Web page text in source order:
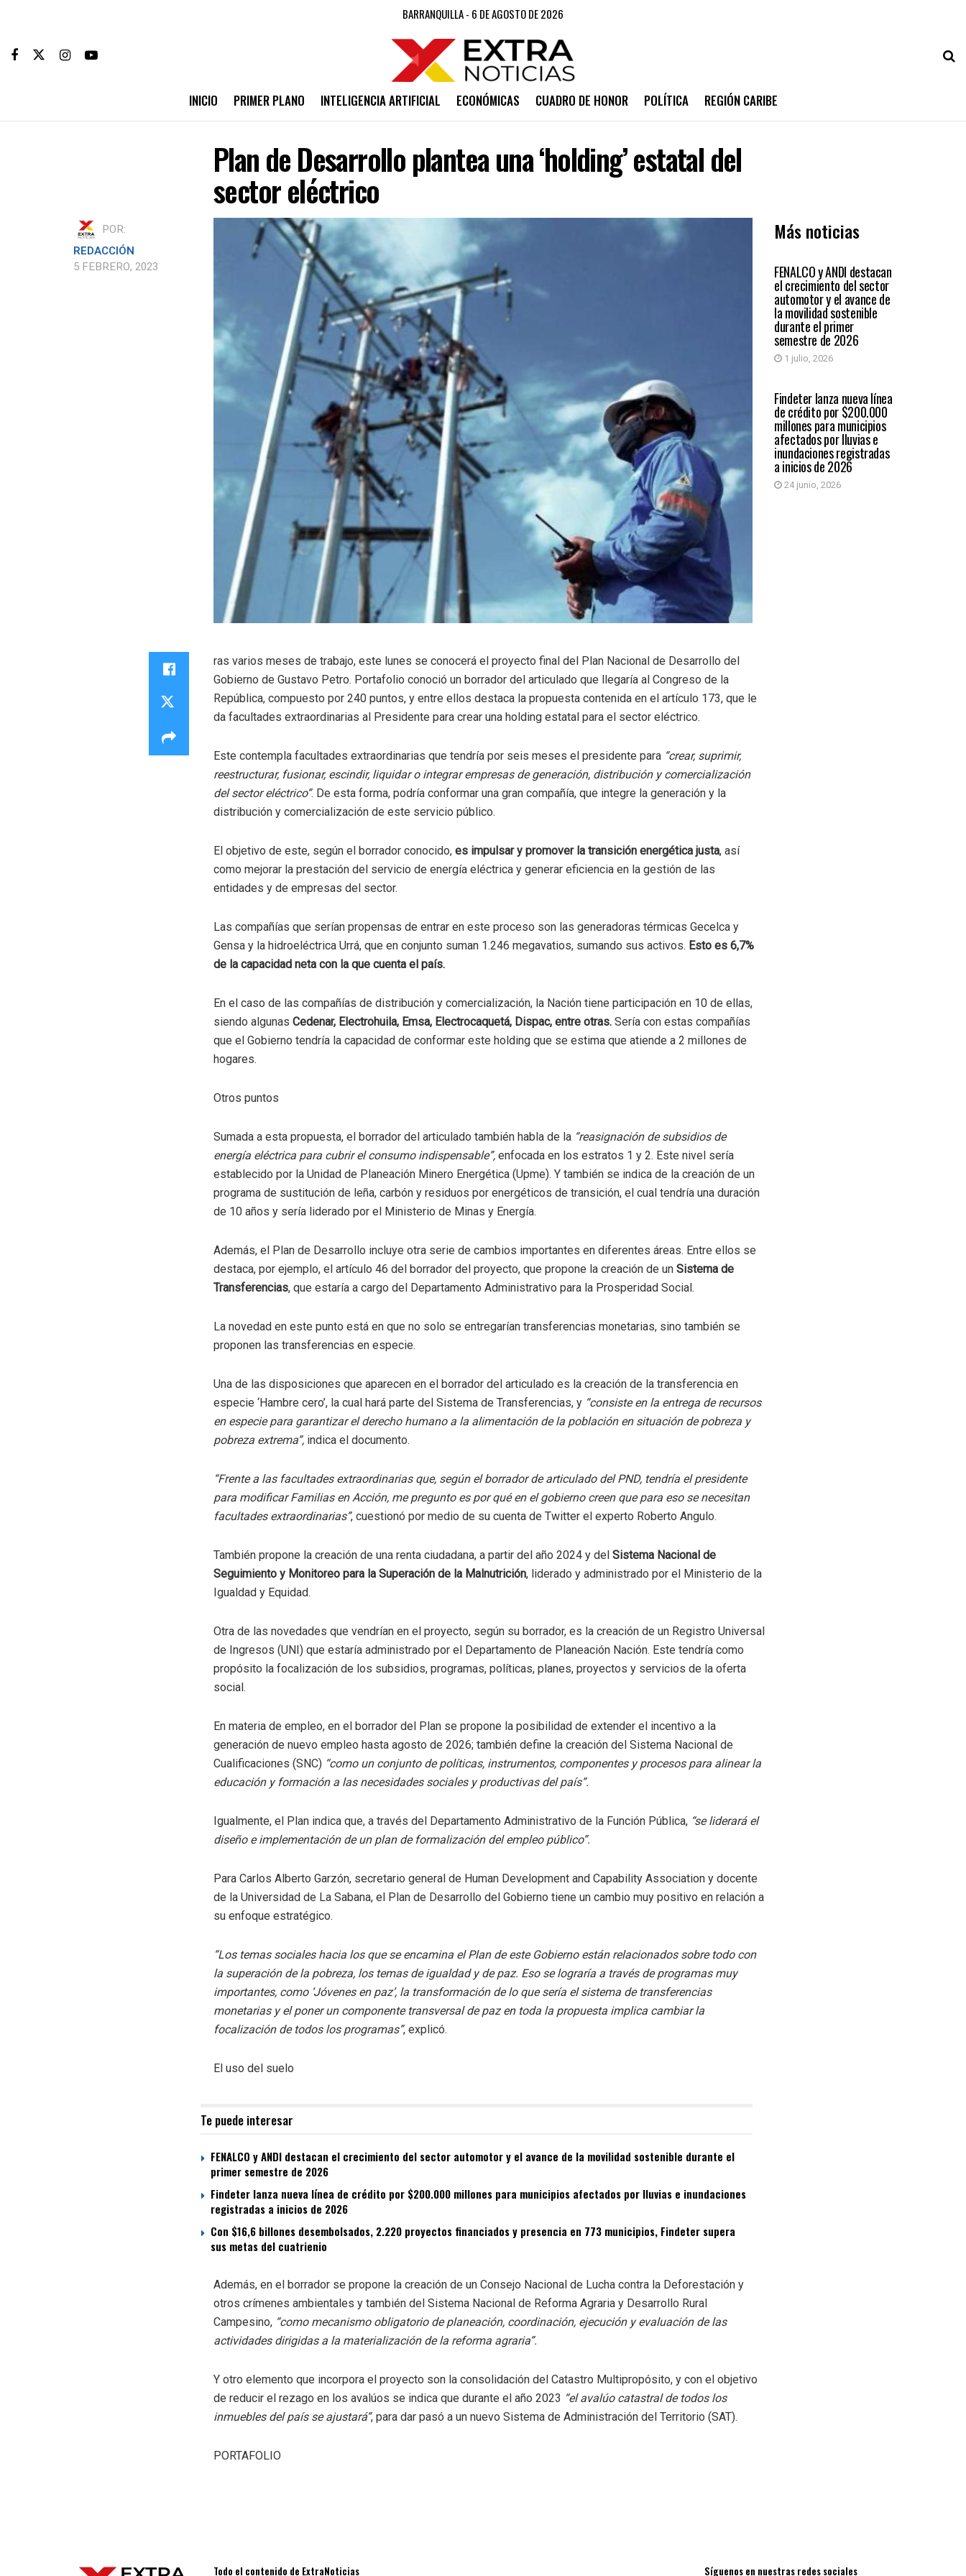
BARRANQUILLA - 6 DE AGOSTO DE 2026
INICIO PRIMER PLANO INTELIGENCIA ARTIFICIAL ECONÓMICAS CUADRO DE HONOR POLÍTICA REGIÓN CARIBE
Plan de Desarrollo plantea una ‘holding’ estatal del
sector eléctrico
POR:
REDACCIÓN
5 FEBRERO, 2023
Más noticias
ECONÓMICAS
FENALCO y ANDI destacan
el crecimiento del sector
automotor y el avance de
la movilidad sostenible
durante el primer
semestre de 2026
1 julio, 2026
ECONÓMICAS
Findeter lanza nueva línea
de crédito por $200.000
millones para municipios
afectados por lluvias e
inundaciones registradas
a inicios de 2026
24 junio, 2026
ras varios meses de trabajo, este lunes se conocerá el proyecto final del Plan Nacional de Desarrollo del
Gobierno de Gustavo Petro. Portafolio conoció un borrador del articulado que llegaría al Congreso de la
República, compuesto por 240 puntos, y entre ellos destaca la propuesta contenida en el artículo 173, que le
da facultades extraordinarias al Presidente para crear una holding estatal para el sector eléctrico.
Este contempla facultades extraordinarias que tendría por seis meses el presidente para “crear, suprimir,
reestructurar, fusionar, escindir, liquidar o integrar empresas de generación, distribución y comercialización
del sector eléctrico”. De esta forma, podría conformar una gran compañía, que integre la generación y la
distribución y comercialización de este servicio público.
El objetivo de este, según el borrador conocido, es impulsar y promover la transición energética justa, así
como mejorar la prestación del servicio de energía eléctrica y generar eficiencia en la gestión de las
entidades y de empresas del sector.
Las compañías que serían propensas de entrar en este proceso son las generadoras térmicas Gecelca y
Gensa y la hidroeléctrica Urrá, que en conjunto suman 1.246 megavatios, sumando sus activos. Esto es 6,7%
de la capacidad neta con la que cuenta el país.
En el caso de las compañías de distribución y comercialización, la Nación tiene participación en 10 de ellas,
siendo algunas Cedenar, Electrohuila, Emsa, Electrocaquetá, Dispac, entre otras. Sería con estas compañías
que el Gobierno tendría la capacidad de conformar este holding que se estima que atiende a 2 millones de
hogares.
Otros puntos
Sumada a esta propuesta, el borrador del articulado también habla de la “reasignación de subsidios de
energía eléctrica para cubrir el consumo indispensable”, enfocada en los estratos 1 y 2. Este nivel sería
establecido por la Unidad de Planeación Minero Energética (Upme). Y también se indica de la creación de un
programa de sustitución de leña, carbón y residuos por energéticos de transición, el cual tendría una duración
de 10 años y sería liderado por el Ministerio de Minas y Energía.
Además, el Plan de Desarrollo incluye otra serie de cambios importantes en diferentes áreas. Entre ellos se
destaca, por ejemplo, el artículo 46 del borrador del proyecto, que propone la creación de un Sistema de
Transferencias, que estaría a cargo del Departamento Administrativo para la Prosperidad Social.
La novedad en este punto está en que no solo se entregarían transferencias monetarias, sino también se
proponen las transferencias en especie.
Una de las disposiciones que aparecen en el borrador del articulado es la creación de la transferencia en
especie ‘Hambre cero’, la cual hará parte del Sistema de Transferencias, y “consiste en la entrega de recursos
en especie para garantizar el derecho humano a la alimentación de la población en situación de pobreza y
pobreza extrema”, indica el documento.
“Frente a las facultades extraordinarias que, según el borrador de articulado del PND, tendría el presidente
para modificar Familias en Acción, me pregunto es por qué en el gobierno creen que para eso se necesitan
facultades extraordinarias”, cuestionó por medio de su cuenta de Twitter el experto Roberto Angulo.
También propone la creación de una renta ciudadana, a partir del año 2024 y del Sistema Nacional de
Seguimiento y Monitoreo para la Superación de la Malnutrición, liderado y administrado por el Ministerio de la
Igualdad y Equidad.
Otra de las novedades que vendrían en el proyecto, según su borrador, es la creación de un Registro Universal
de Ingresos (UNI) que estaría administrado por el Departamento de Planeación Nación. Este tendría como
propósito la focalización de los subsidios, programas, políticas, planes, proyectos y servicios de la oferta
social.
En materia de empleo, en el borrador del Plan se propone la posibilidad de extender el incentivo a la
generación de nuevo empleo hasta agosto de 2026; también define la creación del Sistema Nacional de
Cualificaciones (SNC) “como un conjunto de políticas, instrumentos, componentes y procesos para alinear la
educación y formación a las necesidades sociales y productivas del país”.
Igualmente, el Plan indica que, a través del Departamento Administrativo de la Función Pública, “se liderará el
diseño e implementación de un plan de formalización del empleo público”.
Para Carlos Alberto Garzón, secretario general de Human Development and Capability Association y docente
de la Universidad de La Sabana, el Plan de Desarrollo del Gobierno tiene un cambio muy positivo en relación a
su enfoque estratégico.
“Los temas sociales hacia los que se encamina el Plan de este Gobierno están relacionados sobre todo con
la superación de la pobreza, los temas de igualdad y de paz. Eso se lograría a través de programas muy
importantes, como ‘Jóvenes en paz’, la transformación de lo que sería el sistema de transferencias
monetarias y el poner un componente transversal de paz en toda la propuesta implica cambiar la
focalización de todos los programas”, explicó.
El uso del suelo
Te puede interesar
FENALCO y ANDI destacan el crecimiento del sector automotor y el avance de la movilidad sostenible durante el
primer semestre de 2026
Findeter lanza nueva línea de crédito por $200.000 millones para municipios afectados por lluvias e inundaciones
registradas a inicios de 2026
Con $16,6 billones desembolsados, 2.220 proyectos financiados y presencia en 773 municipios, Findeter supera
sus metas del cuatrienio
Además, en el borrador se propone la creación de un Consejo Nacional de Lucha contra la Deforestación y
otros crímenes ambientales y también del Sistema Nacional de Reforma Agraria y Desarrollo Rural
Campesino, “como mecanismo obligatorio de planeación, coordinación, ejecución y evaluación de las
actividades dirigidas a la materialización de la reforma agraria”.
Y otro elemento que incorpora el proyecto son la consolidación del Catastro Multipropósito, y con el objetivo
de reducir el rezago en los avalúos se indica que durante el año 2023 “el avalúo catastral de todos los
inmuebles del país se ajustará”, para dar pasó a un nuevo Sistema de Administración del Territorio (SAT).
PORTAFOLIO
Todo el contenido de ExtraNoticias Síguenos en nuestras redes sociales